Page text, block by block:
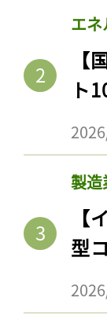
エ
ト
製造
型